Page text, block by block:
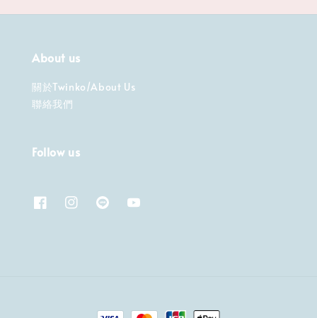
About us
關於Twinko/About Us
聯絡我們
Follow us